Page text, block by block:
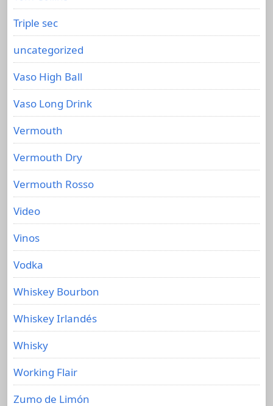
Triple sec
uncategorized
Vaso High Ball
Vaso Long Drink
Vermouth
Vermouth Dry
Vermouth Rosso
Video
Vinos
Vodka
Whiskey Bourbon
Whiskey Irlandés
Whisky
Working Flair
Zumo de Limón